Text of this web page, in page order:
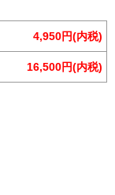
4,950円(内税)
16,500円(内税)